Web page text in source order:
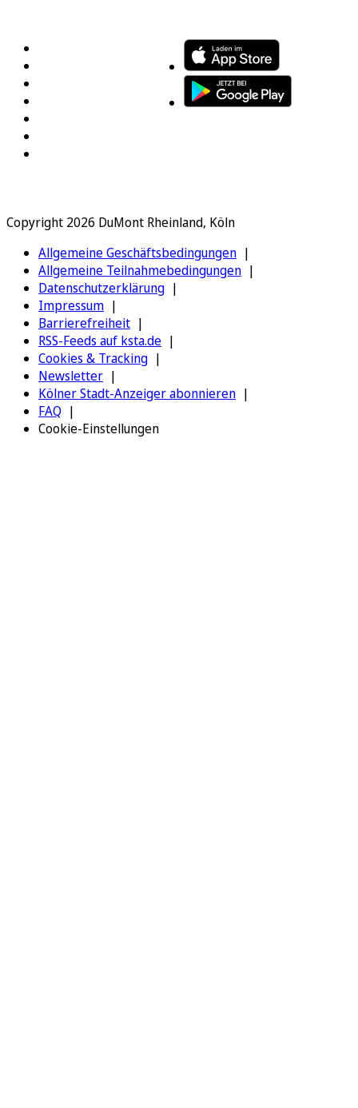
Copyright 2026 DuMont Rheinland, Köln
Allgemeine Geschäftsbedingungen
Allgemeine Teilnahmebedingungen
Datenschutzerklärung
Impressum
Barrierefreiheit
RSS-Feeds auf ksta.de
Cookies & Tracking
Newsletter
Kölner Stadt-Anzeiger abonnieren
FAQ
Cookie-Einstellungen